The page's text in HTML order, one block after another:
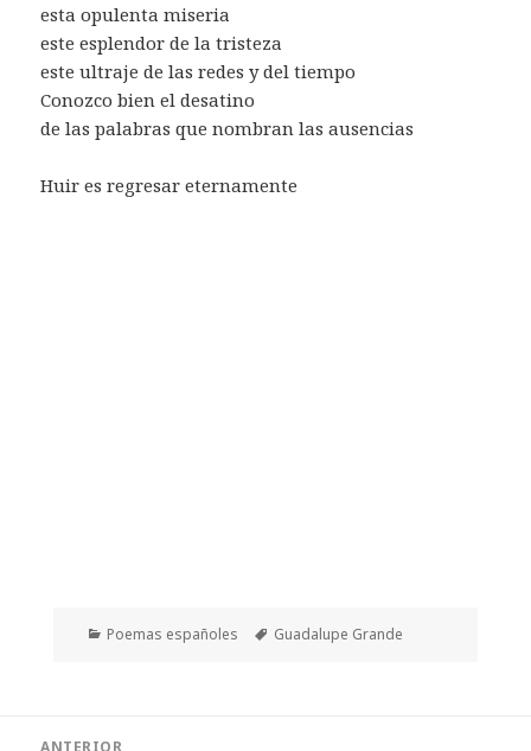
esta opulenta miseria
este esplendor de la tristeza
este ultraje de las redes y del tiempo
Conozco bien el desatino
de las palabras que nombran las ausencias
Huir es regresar eternamente
Categorías
Poemas españoles Etiquetas
Guadalupe Grande
ANTERIOR